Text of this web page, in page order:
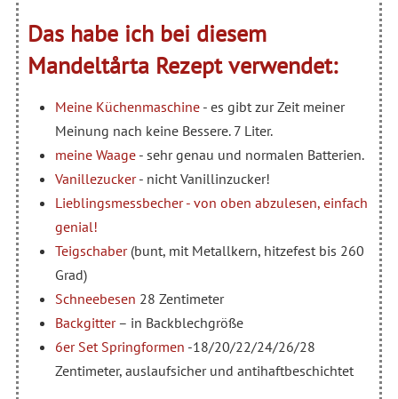
Das habe ich bei diesem
Mandeltårta Rezept verwendet:
Meine Küchenmaschine- es gibt zur Zeit meiner
Meinung nach keine Bessere. 7 Liter.
meine Waage- sehr genau und normalen Batterien.
Vanillezucker- nicht Vanillinzucker!
Lieblingsmessbecher - von oben abzulesen, einfach
genial!
Teigschaber(bunt, mit Metallkern, hitzefest bis 260
Grad)
Schneebesen 28 Zentimeter
Backgitter– in Backblechgröße
6er Set Springformen -18/20/22/24/26/28
Zentimeter, auslaufsicher und antihaftbeschichtet